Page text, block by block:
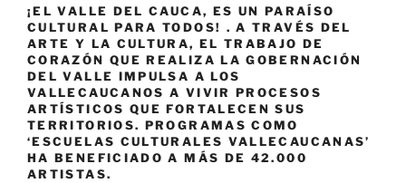
¡EL VALLE DEL CAUCA, ES UN PARAÍSO
CULTURAL PARA TODOS! . A TRAVÉS DEL
ARTE Y LA CULTURA, EL TRABAJO DE
CORAZÓN QUE REALIZA LA GOBERNACIÓN
DEL VALLE IMPULSA A LOS
VALLECAUCANOS A VIVIR PROCESOS
ARTÍSTICOS QUE FORTALECEN SUS
TERRITORIOS. PROGRAMAS COMO
‘ESCUELAS CULTURALES VALLECAUCANAS’
HA BENEFICIADO A MÁS DE 42.000
ARTISTAS.